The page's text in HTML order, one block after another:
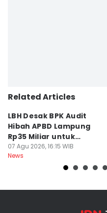
Related Articles
LBH Desak BPK Audit
Hibah APBD Lampung
Rp35 Miliar untuk
Kejaksaan
07 Agu 2026, 16:15 WIB
News